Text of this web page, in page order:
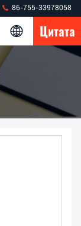
86-755-33978058
Цитата